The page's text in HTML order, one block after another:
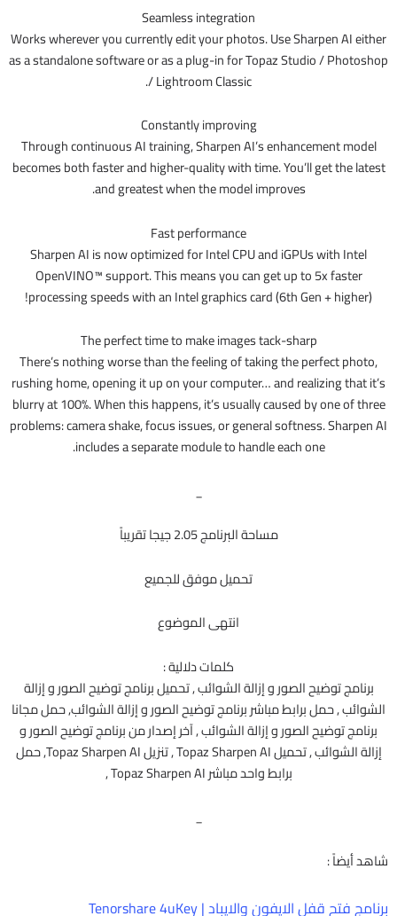
Seamless integration
Works wherever you currently edit your photos. Use Sharpen AI either
as a standalone software or as a plug-in for Topaz Studio / Photoshop
/ Lightroom Classic.
Constantly improving
Through continuous AI training, Sharpen AI’s enhancement model
becomes both faster and higher-quality with time. You’ll get the latest
and greatest when the model improves.
Fast performance
Sharpen AI is now optimized for Intel CPU and iGPUs with Intel
OpenVINO™ support. This means you can get up to 5x faster
processing speeds with an Intel graphics card (6th Gen + higher)!
The perfect time to make images tack-sharp
There’s nothing worse than the feeling of taking the perfect photo,
rushing home, opening it up on your computer… and realizing that it’s
blurry at 100%. When this happens, it’s usually caused by one of three
problems: camera shake, focus issues, or general softness. Sharpen AI
includes a separate module to handle each one.
_
مساحة البرنامج 2.05 جيجا تقريباً
تحميل موفق للجميع
انتهى الموضوع
كلمات دلالية :
برنامج توضيح الصور و إزالة الشوائب , تحميل برنامج توضيح الصور و إزالة
الشوائب , حمل برابط مباشر برنامج توضيح الصور و إزالة الشوائب, حمل مجانا
برنامج توضيح الصور و إزالة الشوائب , آخر إصدار من برنامج توضيح الصور و
إزالة الشوائب , تحميل Topaz Sharpen AI , تنزيل Topaz Sharpen AI, حمل
برابط واحد مباشر Topaz Sharpen AI ,
_
شاهد أيضاً :
برنامج فتح قفل الايفون والايباد | Tenorshare 4uKey